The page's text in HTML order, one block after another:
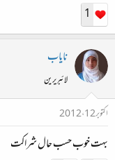
1
نایاب
لائبریرین
اکتوبر 12، 2012
بہت خوب حسب حال شراکت